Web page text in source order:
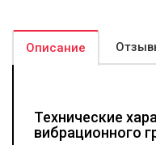
очищать поступающие на
случае
углом наклона экранов.
Описание
Технические
вибрационного